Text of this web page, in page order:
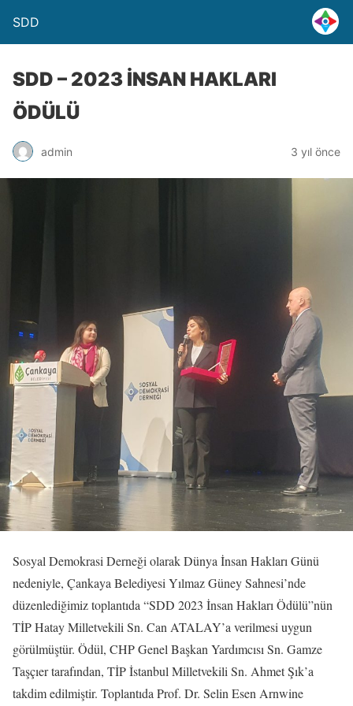
SDD
SDD – 2023 İNSAN HAKLARI
ÖDÜLÜ
admin 3 yıl önce
Sosyal Demokrasi Derneği olarak Dünya İnsan Hakları Günü
nedeniyle, Çankaya Belediyesi Yılmaz Güney Sahnesi’nde
düzenlediğimiz toplantıda “SDD 2023 İnsan Hakları Ödülü”nün
TİP Hatay Milletvekili Sn. Can ATALAY’a verilmesi uygun
görülmüştür. Ödül, CHP Genel Başkan Yardımcısı Sn. Gamze
Taşçıer tarafından, TİP İstanbul Milletvekili Sn. Ahmet Şık’a
takdim edilmiştir. Toplantıda Prof. Dr. Selin Esen Arnwine